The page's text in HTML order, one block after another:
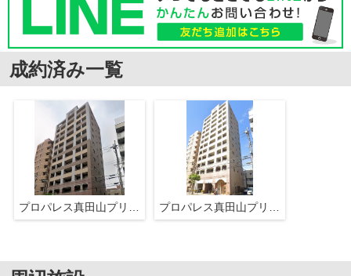
成約済み一覧